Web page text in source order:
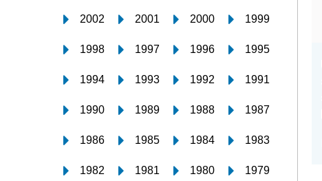
2002 2001 2000 1999
1998 1997 1996 1995
1994 1993 1992 1991
1990 1989 1988 1987
1986 1985 1984 1983
1982 1981 1980 1979